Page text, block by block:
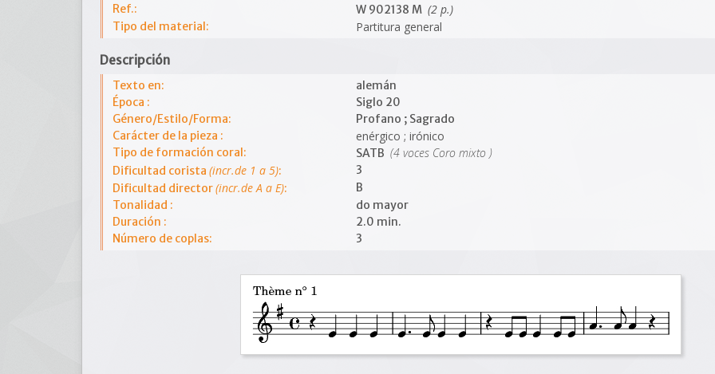
Ref.:
W 902138 M (2 p.)
Tipo del material: Partitura general
Descripción
Texto en:
alemán
Época :
Siglo 20
Género/Estilo/Forma:
Profano ; Sagrado
Carácter de la pieza :
enérgico ; irónico
Tipo de formación coral: SATB (4 voces Coro mixto )
Dificultad corista (incr.de 1 a 5):
3
Dificultad director(incr.de A a E):
B
Tonalidad :
do mayor
Duración :
2.0 min.
Número de coplas:
3